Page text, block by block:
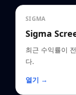
SIGMA
Sigma
최근 수익률이
다.
열기 →